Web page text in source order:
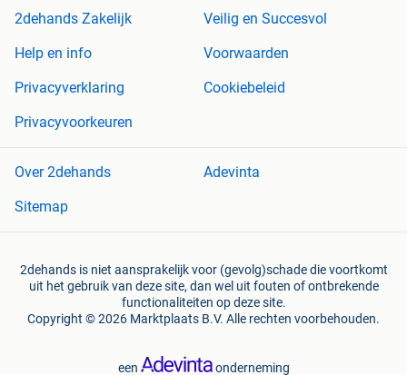
2dehands Zakelijk
Veilig en Succesvol
Help en info
Voorwaarden
Privacyverklaring
Cookiebeleid
Privacyvoorkeuren
Over 2dehands
Adevinta
Sitemap
2dehands is niet aansprakelijk voor (gevolg)schade die voortkomt
uit het gebruik van deze site, dan wel uit fouten of ontbrekende
functionaliteiten op deze site.
Copyright © 2026 Marktplaats B.V. Alle rechten voorbehouden.
een onderneming